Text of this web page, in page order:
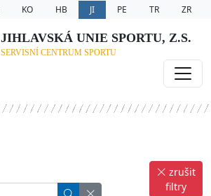
KO HB JI PE TR ZR
JIHLAVSKÁ UNIE SPORTU, Z.S.
SERVISNÍ CENTRUM SPORTU
zrušit
filtry